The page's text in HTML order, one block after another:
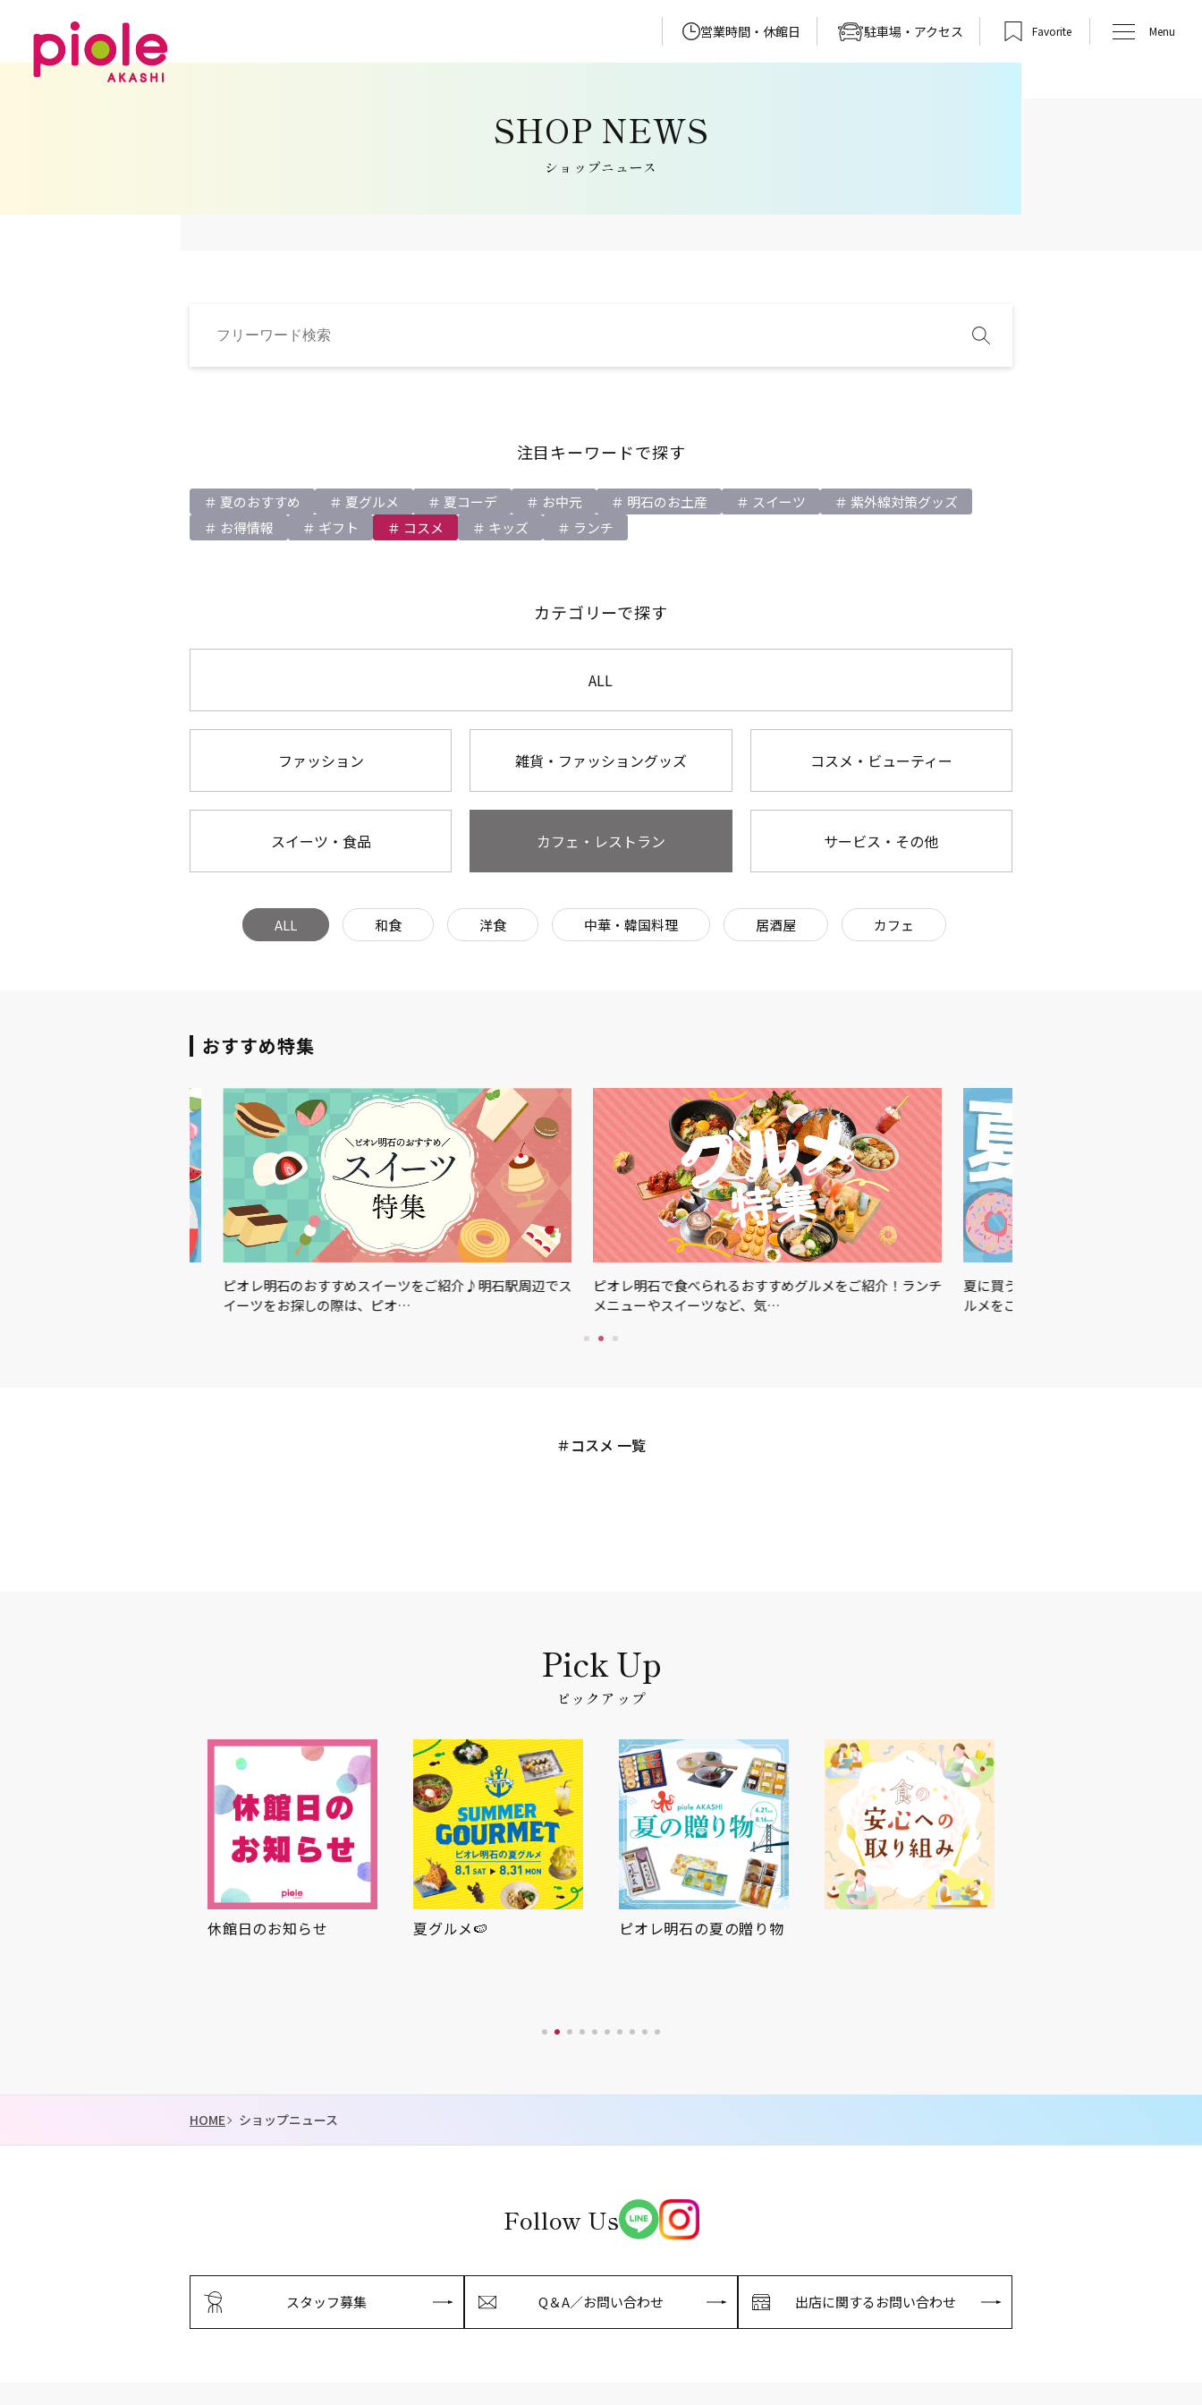
営業時間・休館日 駐車場・アクセス Favorite Menu
ショップニュース
注目キーワードで探す
夏のおすすめ 夏グルメ 夏コーデ お中元 明石のお土産 スイーツ
紫外線対策グッズ
お得情報
ギフト コスメ キッズ ランチ
カテゴリーで探す
ALL
ファッション 雑貨・ファッショングッズ コスメ・ビューティー
スイーツ・食品 カフェ・レストラン サービス・その他
ALL 和食 洋食 中華・韓国料理 居酒屋 カフェ
おすすめ特集
ピオレ明石のおすすめスイーツをご紹介♪明石駅周辺でス
イーツをお探しの際は、ピオ…
ピオレ明石で食べられるおすすめグルメをご紹介！ランチ
メニューやスイーツなど、気…
夏に買うべきはこれ☀️🏖🍉この夏を楽しむア
ルメをご紹介♪
コスメ 一覧
ピックアップ
休館日のお知らせ 夏グルメ🍉 ピオレ明石の夏の贈り物
HOME ショップニュース
Follow Us
スタッフ募集 Q＆A／お問い合わせ 出店に関するお問い合わせ